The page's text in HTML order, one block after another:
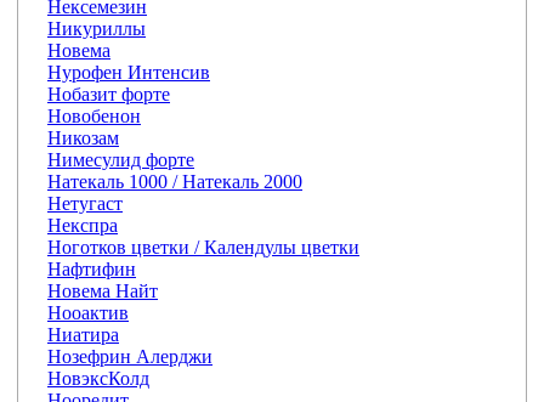
Нексемезин
Никуриллы
Новема
Нурофен Интенсив
Нобазит форте
Новобенон
Никозам
Нимесулид форте
Натекаль 1000 / Натекаль 2000
Нетугаст
Некспра
Ноготков цветки / Календулы цветки
Нафтифин
Новема Найт
Нооактив
Ниатира
Нозефрин Алерджи
НовэксКолд